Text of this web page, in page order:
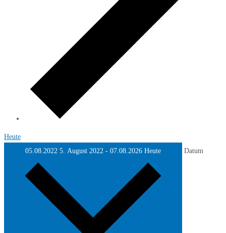
Heute
05.08.2022 5. August 2022 - 07.08.2026 Heute Datum